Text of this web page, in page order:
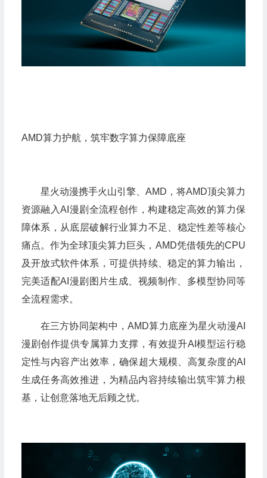
AMD算力护航，筑牢数字算力保障底座
星火动漫携手火山引擎、AMD，将AMD顶尖算力
资源融入AI漫剧全流程创作，构建稳定高效的算力保
障体系，从底层破解行业算力不足、稳定性差等核心
痛点。作为全球顶尖算力巨头，AMD凭借领先的CPU
及开放式软件体系，可提供持续、稳定的算力输出，
完美适配AI漫剧图片生成、视频制作、多模型协同等
全流程需求。
在三方协同架构中，AMD算力底座为星火动漫AI
漫剧创作提供专属算力支撑，有效提升AI模型运行稳
定性与内容产出效率，确保超大规模、高复杂度的AI
生成任务高效推进，为精品内容持续输出筑牢算力根
基，让创意落地无后顾之忧。